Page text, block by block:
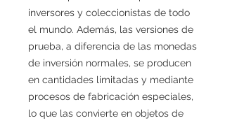
inversores y coleccionistas de todo
el mundo. Además, las versiones de
prueba, a diferencia de las monedas
de inversión normales, se producen
en cantidades limitadas y mediante
procesos de fabricación especiales,
lo que las convierte en objetos de